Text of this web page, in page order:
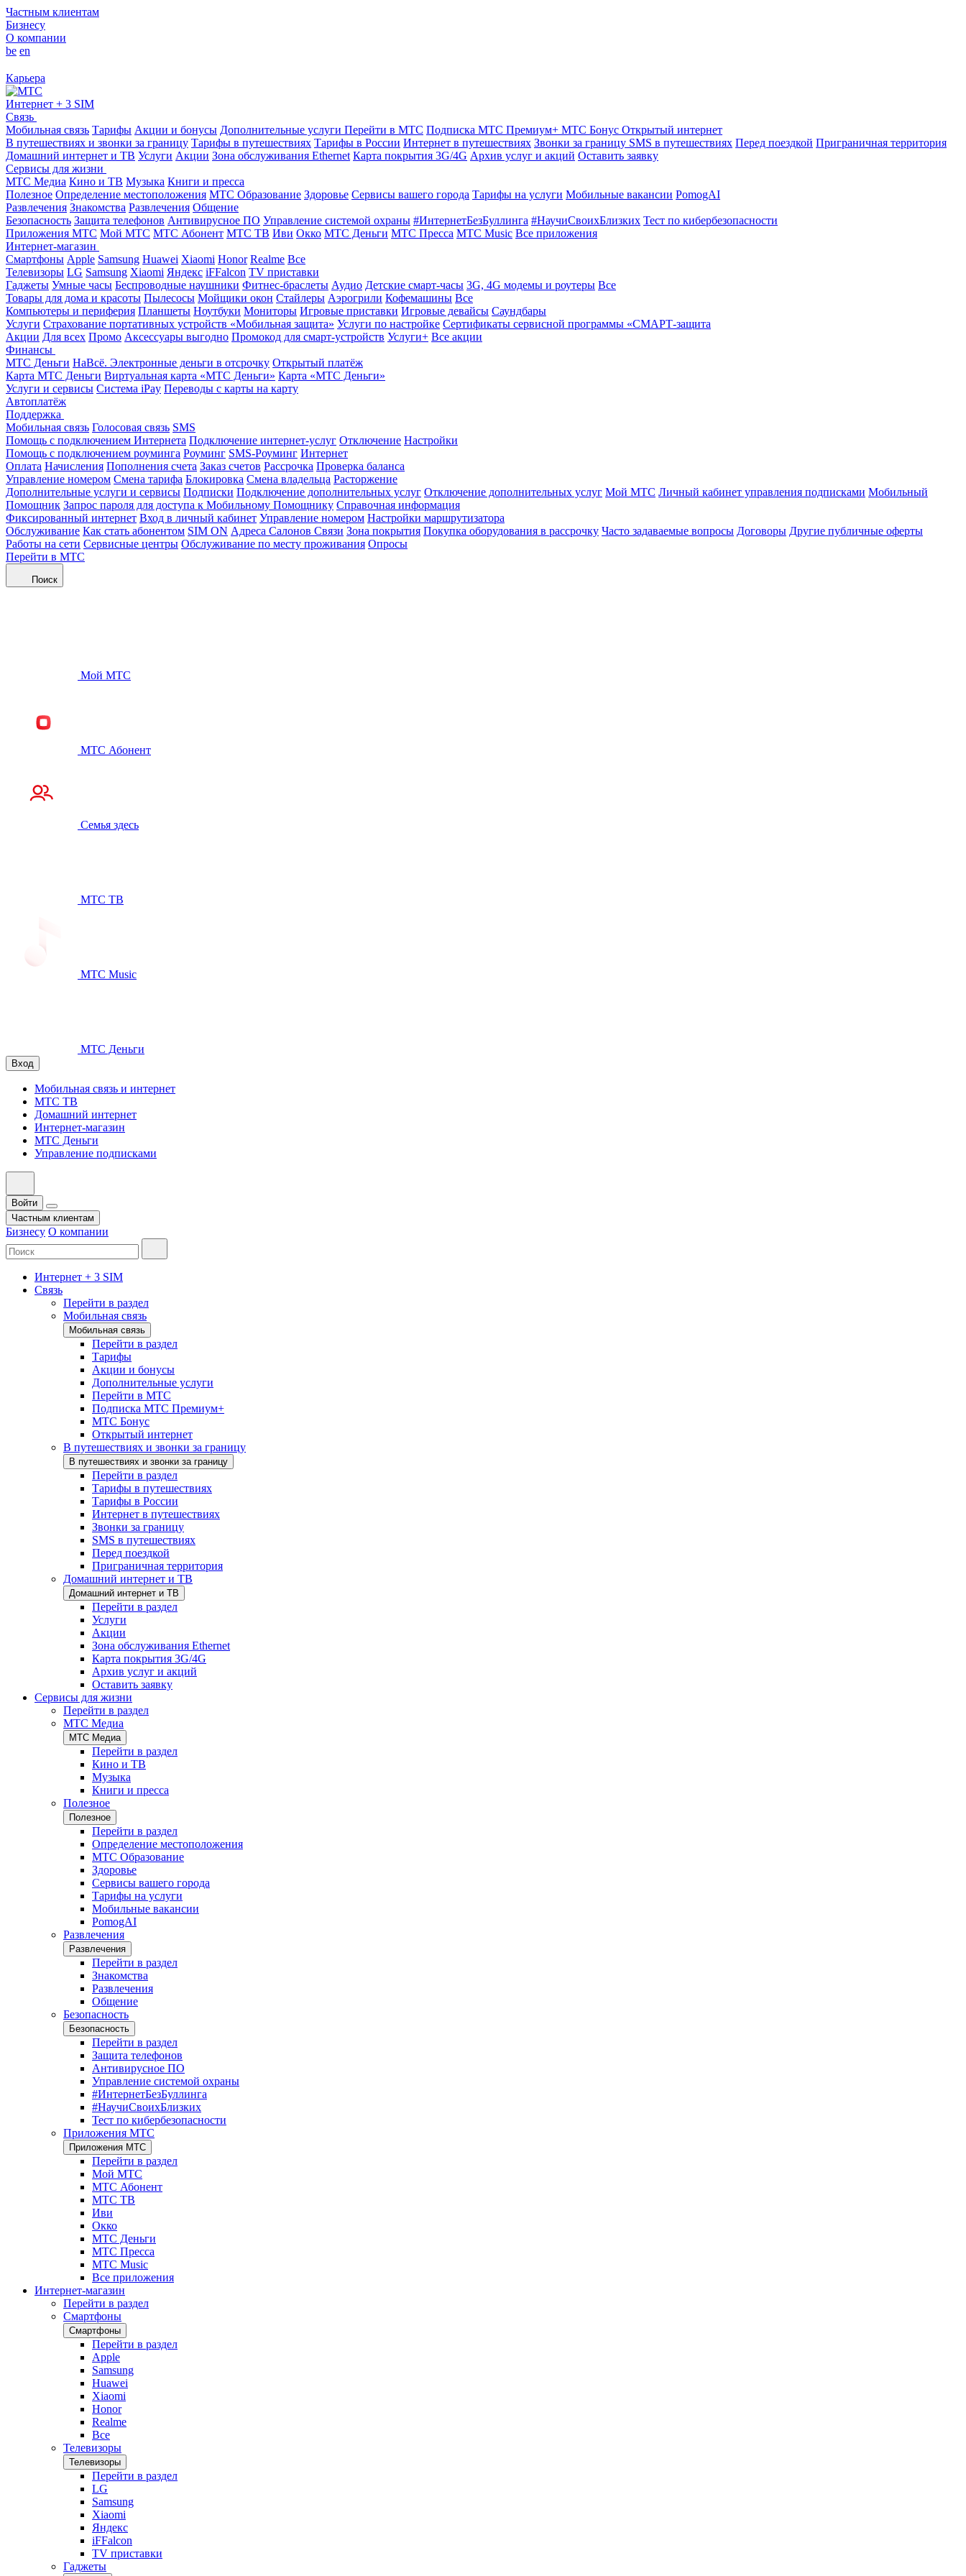
Частным клиентам
Бизнесу
О компании
be en
Карьера
Интернет + 3 SIM
Связь
Мобильная связь Тарифы Акции и бонусы Дополнительные услуги Перейти в МТС Подписка МТС Премиум+ МТС Бонус Открытый интернет
В путешествиях и звонки за границу Тарифы в путешествиях Тарифы в России Интернет в путешествиях Звонки за границу SMS в путешествиях Перед поездкой Приграничная территория
Домашний интернет и ТВ Услуги Акции Зона обслуживания Ethernet Карта покрытия 3G/4G Архив услуг и акций Оставить заявку
Сервисы для жизни
МТС Медиа Кино и ТВ Музыка Книги и пресса
Полезное Определение местоположения МТС Образование Здоровье Сервисы вашего города Тарифы на услуги Мобильные вакансии PomogAI
Развлечения Знакомства Развлечения Общение
Безопасность Защита телефонов Антивирусное ПО Управление системой охраны #ИнтернетБезБуллинга #НаучиСвоихБлизких Тест по кибербезопасности
Приложения МТС Мой МТС МТС Абонент МТС ТВ Иви Окко МТС Деньги МТС Пресса МТС Music Все приложения
Интернет-магазин
Смартфоны Apple Samsung Huawei Xiaomi Honor Realme Все
Телевизоры LG Samsung Xiaomi Яндекс iFFalcon TV приставки
Гаджеты Умные часы Беспроводные наушники Фитнес-браслеты Аудио Детские смарт-часы 3G, 4G модемы и роутеры Все
Товары для дома и красоты Пылесосы Мойщики окон Стайлеры Аэрогрили Кофемашины Все
Компьютеры и периферия Планшеты Ноутбуки Мониторы Игровые приставки Игровые девайсы Саундбары
Услуги Страхование портативных устройств «Мобильная защита» Услуги по настройке Сертификаты сервисной программы «СМАРТ-защита
Акции Для всех Промо Аксессуары выгодно Промокод для смарт-устройств Услуги+ Все акции
Финансы
МТС Деньги НаВсё. Электронные деньги в отсрочку Открытый платёж
Карта МТС Деньги Виртуальная карта «МТС Деньги» Карта «МТС Деньги»
Услуги и сервисы Система iPay Переводы с карты на карту
Автоплатёж
Поддержка
Мобильная связь Голосовая связь SMS
Помощь с подключением Интернета Подключение интернет-услуг Отключение Настройки
Помощь с подключением роуминга Роуминг SMS-Роуминг Интернет
Оплата Начисления Пополнения счета Заказ счетов Рассрочка Проверка баланса
Управление номером Смена тарифа Блокировка Смена владельца Расторжение
Дополнительные услуги и сервисы Подписки Подключение дополнительных услуг Отключение дополнительных услуг Мой МТС Личный кабинет управления подписками Мобильный
Помощник Запрос пароля для доступа к Мобильному Помощнику Справочная информация
Фиксированный интернет Вход в личный кабинет Управление номером Настройки маршрутизатора
Обслуживание Как стать абонентом SIM ON Адреса Салонов Связи Зона покрытия Покупка оборудования в рассрочку Часто задаваемые вопросы Договоры Другие публичные оферты
Работы на сети Сервисные центры Обслуживание по месту проживания Опросы
Перейти в МТС
Поиск
Мой МТС
МТС Абонент
Семья здесь
МТС ТВ
МТС Music
МТС Деньги
Вход
Мобильная связь и интернет
МТС ТВ
Домашний интернет
Интернет-магазин
МТС Деньги
Управление подписками
Войти
Частным клиентам
Бизнесу О компании
Интернет + 3 SIM
Связь
Перейти в раздел
Мобильная связь
Мобильная связь
Перейти в раздел
Тарифы
Акции и бонусы
Дополнительные услуги
Перейти в МТС
Подписка МТС Премиум+
МТС Бонус
Открытый интернет
В путешествиях и звонки за границу
В путешествиях и звонки за границу
Перейти в раздел
Тарифы в путешествиях
Тарифы в России
Интернет в путешествиях
Звонки за границу
SMS в путешествиях
Перед поездкой
Приграничная территория
Домашний интернет и ТВ
Домашний интернет и ТВ
Перейти в раздел
Услуги
Акции
Зона обслуживания Ethernet
Карта покрытия 3G/4G
Архив услуг и акций
Оставить заявку
Сервисы для жизни
Перейти в раздел
МТС Медиа
МТС Медиа
Перейти в раздел
Кино и ТВ
Музыка
Книги и пресса
Полезное
Полезное
Перейти в раздел
Определение местоположения
МТС Образование
Здоровье
Сервисы вашего города
Тарифы на услуги
Мобильные вакансии
PomogAI
Развлечения
Развлечения
Перейти в раздел
Знакомства
Развлечения
Общение
Безопасность
Безопасность
Перейти в раздел
Защита телефонов
Антивирусное ПО
Управление системой охраны
#ИнтернетБезБуллинга
#НаучиСвоихБлизких
Тест по кибербезопасности
Приложения МТС
Приложения МТС
Перейти в раздел
Мой МТС
МТС Абонент
МТС ТВ
Иви
Окко
МТС Деньги
МТС Пресса
МТС Music
Все приложения
Интернет-магазин
Перейти в раздел
Смартфоны
Смартфоны
Перейти в раздел
Apple
Samsung
Huawei
Xiaomi
Honor
Realme
Все
Телевизоры
Телевизоры
Перейти в раздел
LG
Samsung
Xiaomi
Яндекс
iFFalcon
TV приставки
Гаджеты